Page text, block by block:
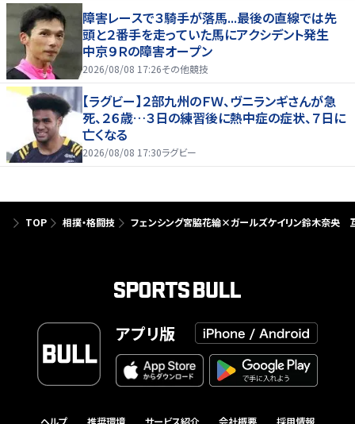
障害レースで３騎手が落馬...最後の直線では先
頭と２番手を走っていた馬にアクシデント発生
中京９Ｒの障害オープン
2026/08/08 17:26その他競技
【ラグビー】２部九州のＦＷ、ヴニランギさんが急
死、２６歳…３日の練習後に熱中症の症状、７日に
亡くなる
2026/08/08 17:30ラグビー
TOP 相撲・格闘技 フェンシング宮脇花綸×ガールズケイリン鈴木奈央 互
アプリ版